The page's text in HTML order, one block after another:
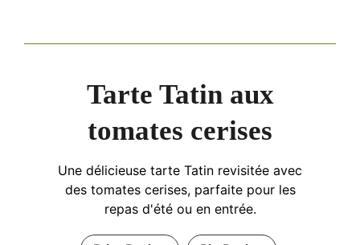
Tarte Tatin aux
tomates cerises
Une délicieuse tarte Tatin revisitée avec
des tomates cerises, parfaite pour les
repas d'été ou en entrée.